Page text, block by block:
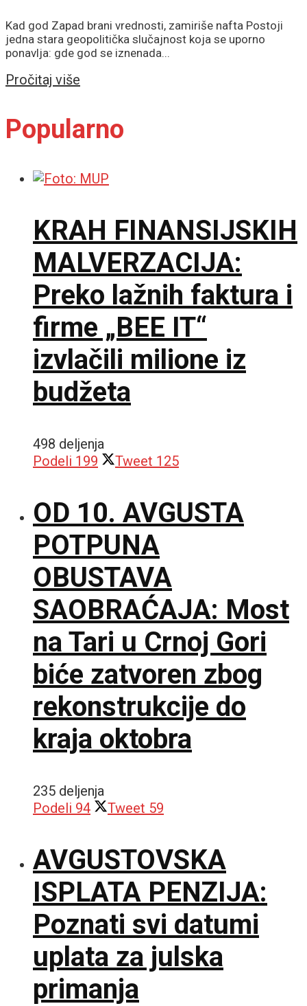
Kad god Zapad brani vrednosti, zamiriše nafta Postoji
jedna stara geopolitička slučajnost koja se uporno
ponavlja: gde god se iznenada...
Pročitaj više
Popularno
KRAH FINANSIJSKIH
MALVERZACIJA:
Preko lažnih faktura i
firme „BEE IT“
izvlačili milione iz
budžeta
498 deljenja
Podeli 199 Tweet 125
OD 10. AVGUSTA
POTPUNA
OBUSTAVA
SAOBRAĆAJA: Most
na Tari u Crnoj Gori
biće zatvoren zbog
rekonstrukcije do
kraja oktobra
235 deljenja
Podeli 94 Tweet 59
AVGUSTOVSKA
ISPLATA PENZIJA:
Poznati svi datumi
uplata za julska
primanja